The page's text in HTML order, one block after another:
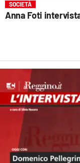
SOCIETÀ
Anna Foti